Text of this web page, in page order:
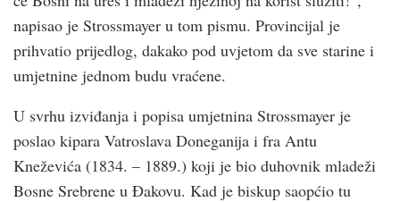
napisao je Strossmayer u tom pismu. Provincijal je
prihvatio prijedlog, dakako pod uvjetom da sve starine i
umjetnine jednom budu vraćene.
U svrhu izviđanja i popisa umjetnina Strossmayer je
poslao kipara Vatroslava Doneganija i fra Antu
Kneževića (1834. – 1889.) koji je bio duhovnik mladeži
Bosne Srebrene u Đakovu. Kad je biskup saopćio tu